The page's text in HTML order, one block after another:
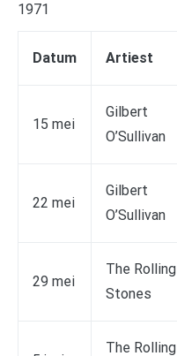
1971
Datum Artiest
15 mei
Gilbert
O’Sullivan
22 mei
Gilbert
O’Sullivan
29 mei
The Rolling
Stones
The Rolling